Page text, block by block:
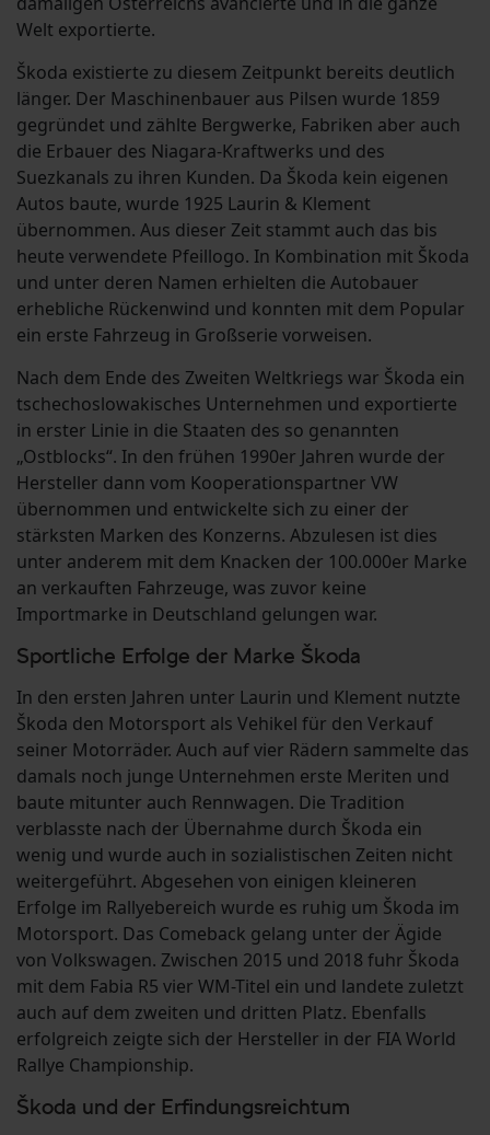
Welt exportierte.
Škoda existierte zu diesem Zeitpunkt bereits deutlich
länger. Der Maschinenbauer aus Pilsen wurde 1859
gegründet und zählte Bergwerke, Fabriken aber auch
die Erbauer des Niagara-Kraftwerks und des
Suezkanals zu ihren Kunden. Da Škoda kein eigenen
Autos baute, wurde 1925 Laurin & Klement
übernommen. Aus dieser Zeit stammt auch das bis
heute verwendete Pfeillogo. In Kombination mit Škoda
und unter deren Namen erhielten die Autobauer
erhebliche Rückenwind und konnten mit dem Popular
ein erste Fahrzeug in Großserie vorweisen.
Nach dem Ende des Zweiten Weltkriegs war Škoda ein
tschechoslowakisches Unternehmen und exportierte
in erster Linie in die Staaten des so genannten
„Ostblocks“. In den frühen 1990er Jahren wurde der
Hersteller dann vom Kooperationspartner VW
übernommen und entwickelte sich zu einer der
stärksten Marken des Konzerns. Abzulesen ist dies
unter anderem mit dem Knacken der 100.000er Marke
an verkauften Fahrzeuge, was zuvor keine
Importmarke in Deutschland gelungen war.
Sportliche Erfolge der Marke Škoda
In den ersten Jahren unter Laurin und Klement nutzte
Škoda den Motorsport als Vehikel für den Verkauf
seiner Motorräder. Auch auf vier Rädern sammelte das
damals noch junge Unternehmen erste Meriten und
baute mitunter auch Rennwagen. Die Tradition
verblasste nach der Übernahme durch Škoda ein
wenig und wurde auch in sozialistischen Zeiten nicht
weitergeführt. Abgesehen von einigen kleineren
Erfolge im Rallyebereich wurde es ruhig um Škoda im
Motorsport. Das Comeback gelang unter der Ägide
von Volkswagen. Zwischen 2015 und 2018 fuhr Škoda
mit dem Fabia R5 vier WM-Titel ein und landete zuletzt
auch auf dem zweiten und dritten Platz. Ebenfalls
erfolgreich zeigte sich der Hersteller in der FIA World
Rallye Championship.
Škoda und der Erfindungsreichtum